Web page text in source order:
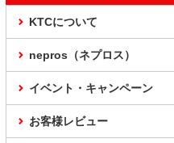
KTCについて
nepros（ネプロス）
イベント・キャンペーン
お客様レビュー